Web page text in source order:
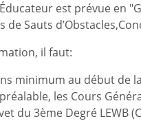
est prévue en
de Sauts
il faut:
minimum au début de
les Cours
du 3ème Degré LEWB